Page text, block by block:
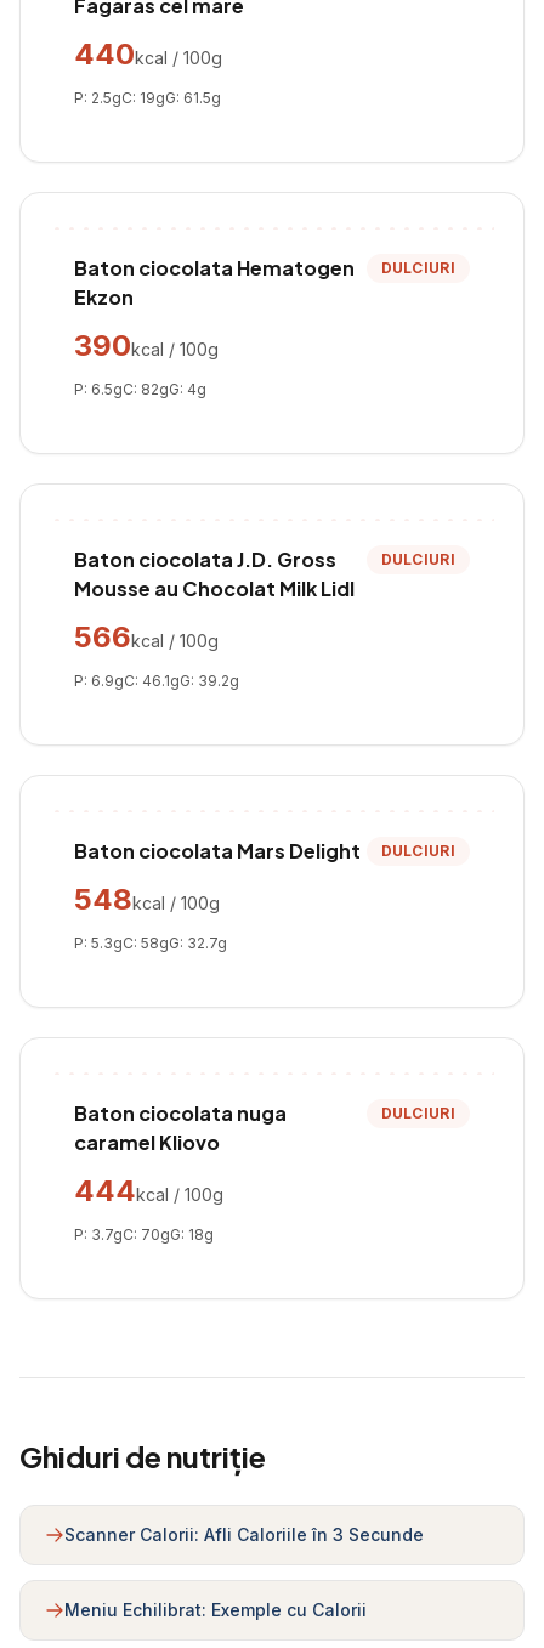
Fagaras cel mare
440kcal / 100g
P: 2.5gC: 19gG: 61.5g
Baton ciocolata Hematogen
Ekzon
DULCIURI
390kcal / 100g
P: 6.5gC: 82gG: 4g
Baton ciocolata J.D. Gross
Mousse au Chocolat Milk Lidl
DULCIURI
566kcal / 100g
P: 6.9gC: 46.1gG: 39.2g
Baton ciocolata Mars Delight DULCIURI
548kcal / 100g
P: 5.3gC: 58gG: 32.7g
Baton ciocolata nuga
caramel Kliovo
DULCIURI
444kcal / 100g
P: 3.7gC: 70gG: 18g
Ghiduri de nutriție
Scanner Calorii: Afli Caloriile în 3 Secunde
Meniu Echilibrat: Exemple cu Calorii